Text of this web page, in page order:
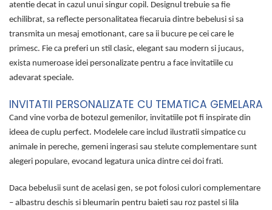
atentie decat in cazul unui singur copil. Designul trebuie sa fie
echilibrat, sa reflecte personalitatea fiecaruia dintre bebelusi si sa
transmita un mesaj emotionant, care sa ii bucure pe cei care le
primesc. Fie ca preferi un stil clasic, elegant sau modern si jucaus,
exista numeroase idei personalizate pentru a face invitatiile cu
adevarat speciale.
INVITATII PERSONALIZATE CU TEMATICA GEMELARA
Cand vine vorba de botezul gemenilor, invitatiile pot fi inspirate din
ideea de cuplu perfect. Modelele care includ ilustratii simpatice cu
animale in pereche, gemeni ingerasi sau stelute complementare sunt
alegeri populare, evocand legatura unica dintre cei doi frati.
Daca bebelusii sunt de acelasi gen, se pot folosi culori complementare
– albastru deschis si bleumarin pentru baieti sau roz pastel si lila